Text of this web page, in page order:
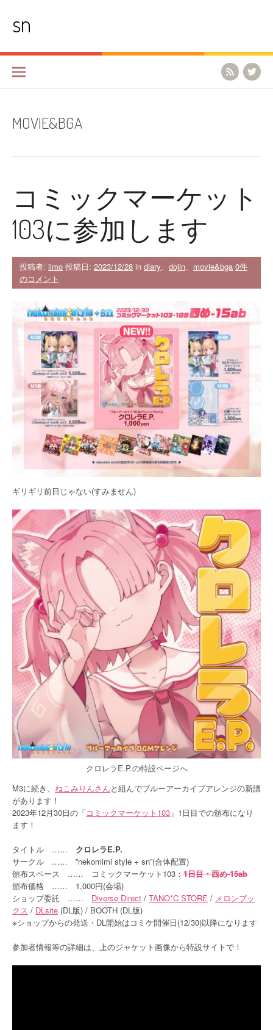
ツ
キ
sn
MOVIE&BGA
コミックマーケット
103に参加します
投稿者: iimo 投稿日: 2023/12/28 in diary、 dojin、 movie&bga 0件
のコメント
ギリギリ前日じゃない(すみません)
クロレラE.P.の特設ページへ
M3に続き、 ねこみりんさんと組んでブルーアーカイブアレンジの新譜
があります！
2023年12月30日の「コミックマーケット103 」1日目での頒布になり
ます！
タイトル …… クロレラE.P.
サークル …… ”nekomimi style + sn”(合体配置)
頒布スペース …… コミックマーケット103： 1日目・西め-15ab
頒布価格 …… 1,000円(会場)
ショップ委託 …… Diverse Direct / TANO*C STORE / メロンブッ
クス / DLsite (DL版) / BOOTH (DL版)
※ショップからの発送・DL開始はコミケ開催日(12/30)以降になります
参加者情報等の詳細は、上のジャケット画像から特設サイトで！